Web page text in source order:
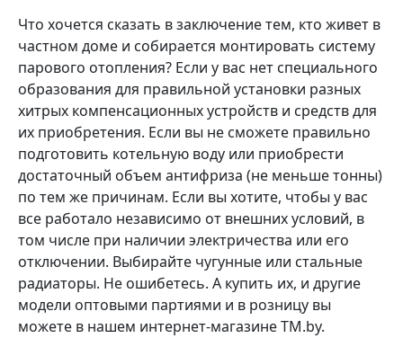
Что хочется сказать в заключение тем, кто живет в
частном доме и собирается монтировать систему
парового отопления? Если у вас нет специального
образования для правильной установки разных
хитрых компенсационных устройств и средств для
их приобретения. Если вы не сможете правильно
подготовить котельную воду или приобрести
достаточный объем антифриза (не меньше тонны)
по тем же причинам. Если вы хотите, чтобы у вас
все работало независимо от внешних условий, в
том числе при наличии электричества или его
отключении. Выбирайте чугунные или стальные
радиаторы. Не ошибетесь. А купить их, и другие
модели оптовыми партиями и в розницу вы
можете в нашем интернет-магазине TM.by.